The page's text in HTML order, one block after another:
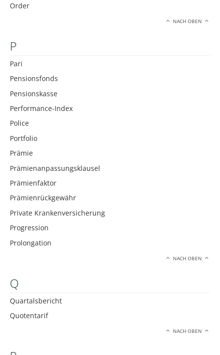
Order
NACH OBEN
P
Pari
Pensionsfonds
Pensionskasse
Performance-Index
Police
Portfolio
Prämie
Prämienanpassungsklausel
Prämienfaktor
Prämienrückgewähr
Private Krankenversicherung
Progression
Prolongation
NACH OBEN
Q
Quartalsbericht
Quotentarif
NACH OBEN